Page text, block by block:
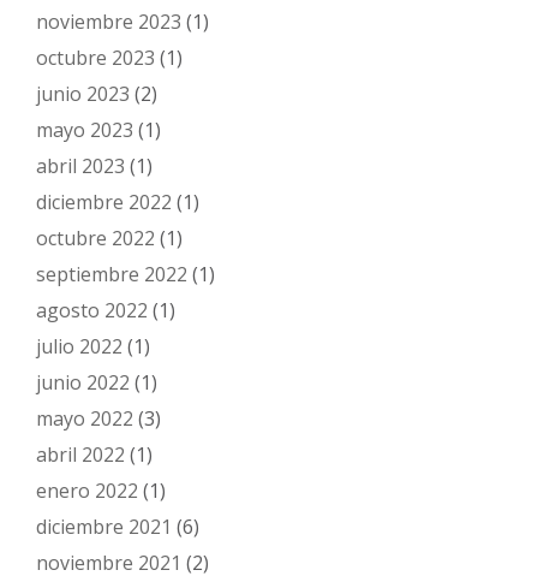
noviembre 2023 (1)
octubre 2023 (1)
junio 2023 (2)
mayo 2023 (1)
abril 2023 (1)
diciembre 2022 (1)
octubre 2022 (1)
septiembre 2022 (1)
agosto 2022 (1)
julio 2022 (1)
junio 2022 (1)
mayo 2022 (3)
abril 2022 (1)
enero 2022 (1)
diciembre 2021 (6)
noviembre 2021 (2)